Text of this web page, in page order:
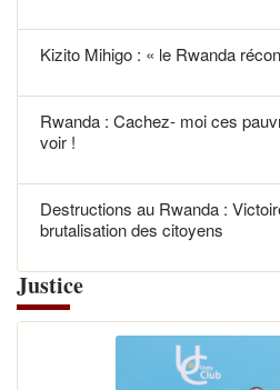
Kizito Mihigo : « le Rwanda
Rwanda : Cachez- moi ces
voir !
Destructions au Rwanda :
brutalisation des citoyens
Justice